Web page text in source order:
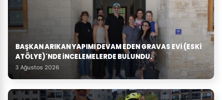
BAŞKAN ARIKAN YAPIMI DEVAM EDEN GRAVAS EVI (ESKI
ATÖLYE)'NDE İNCELEMELERDE BULUNDU.
3 Ağustos 2026